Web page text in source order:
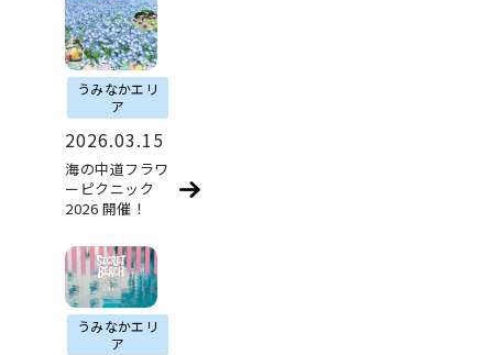
うみなかエリ
ア
2026.03.15
海の中道フラワ
ーピクニック
2026 開催！
うみなかエリ
ア